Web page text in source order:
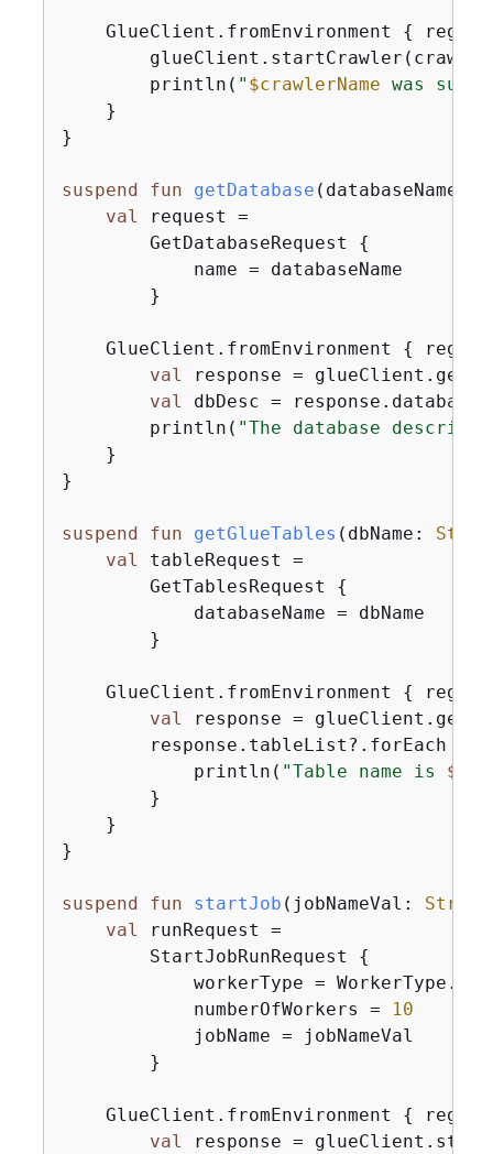
    GlueClient.fromEnvironment
{
        println(
" $crawlerName was
    }
}
suspend fun getDatabase (databaseName:
val
request =
        GetDatabaseRequest
{
            name = databaseName
        }
    GlueClient.fromEnvironment
{
val
response =
val
dbDesc =
        println(
"The database
    }
}
suspend fun getGlueTables (dbName:
val
tableRequest =
        GetTablesRequest
{
            databaseName = dbName
        }
    GlueClient.fromEnvironment
{
val
response =
        response.tableList?.forEach
            println(
"Table name is $
        }
    }
}
suspend fun startJob (jobNameVal: String
val
runRequest =
        StartJobRunRequest
{
            workerType = WorkerType.G1X
            numberOfWorkers =
10
            jobName = jobNameVal
        }
    GlueClient.fromEnvironment
{
val
response =